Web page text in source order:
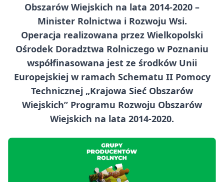
Obszarów Wiejskich na lata 2014-2020 –
Minister Rolnictwa i Rozwoju Wsi.
Operacja realizowana przez Wielkopolski
Ośrodek Doradztwa Rolniczego w Poznaniu
współfinasowana jest ze środków Unii
Europejskiej w ramach Schematu II Pomocy
Technicznej „Krajowa Sieć Obszarów
Wiejskich” Programu Rozwoju Obszarów
Wiejskich na lata 2014-2020.